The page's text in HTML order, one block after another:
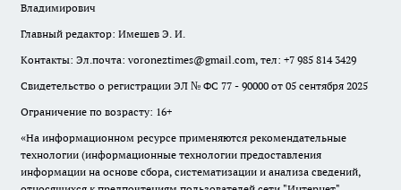
Владимирович
Главный редактор: Имешев Э. И.
Контакты: Эл.почта: voroneztimes@gmail.com, тел: +7 985 814 3429
Свидетельство о регистрации ЭЛ № ФС 77 - 90000 от 05 сентября 2025
Ограничение по возрасту: 16+
«На информационном ресурсе применяются рекомендательные
технологии (информационные технологии предоставления
информации на основе сбора, систематизации и анализа сведений,